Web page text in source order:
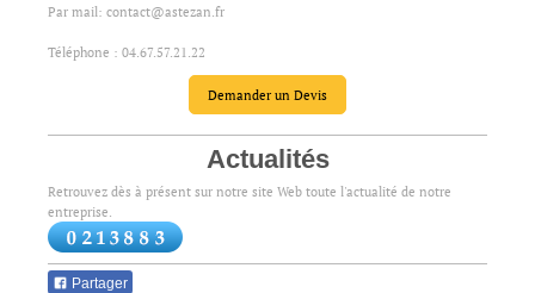
Par mail: contact@astezan.fr
Téléphone : 04.67.57.21.22
Demander un Devis
Actualités
Retrouvez dès à présent sur notre site Web toute l'actualité de notre
entreprise.
Partager